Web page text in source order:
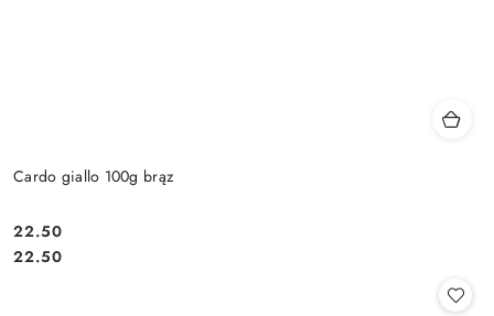
Cardo giallo 100g brąz
Cena:
22.50
Cena:
22.50